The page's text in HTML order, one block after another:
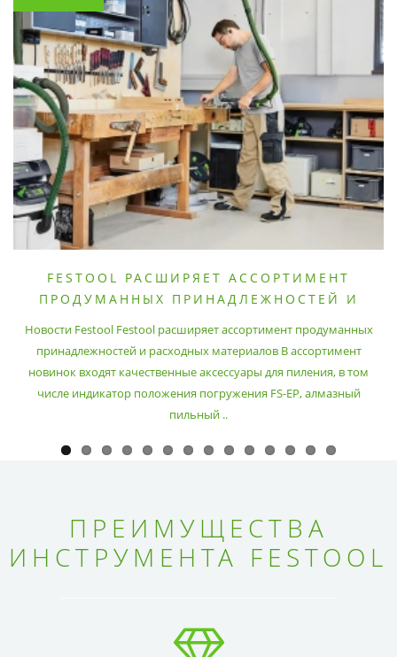
FESTOOL РАСШИРЯЕТ АССОРТИМЕНТ
ПРОДУМАННЫХ ПРИНАДЛЕЖНОСТЕЙ И
Новости Festool Festool расширяет ассортимент продуманных
принадлежностей и расходных материалов В ассортимент
новинок входят качественные аксессуары для пиления, в том
числе индикатор положения погружения FS-EP, алмазный
пильный ..
ПРЕИМУЩЕСТВА
ИНСТРУМЕНТА FESTOOL